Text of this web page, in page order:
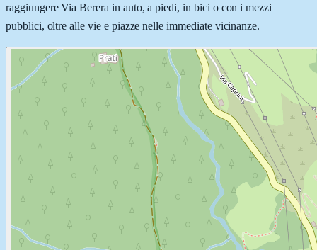
raggiungere Via Berera in auto, a piedi, in bici o con i mezzi
pubblici, oltre alle vie e piazze nelle immediate vicinanze.